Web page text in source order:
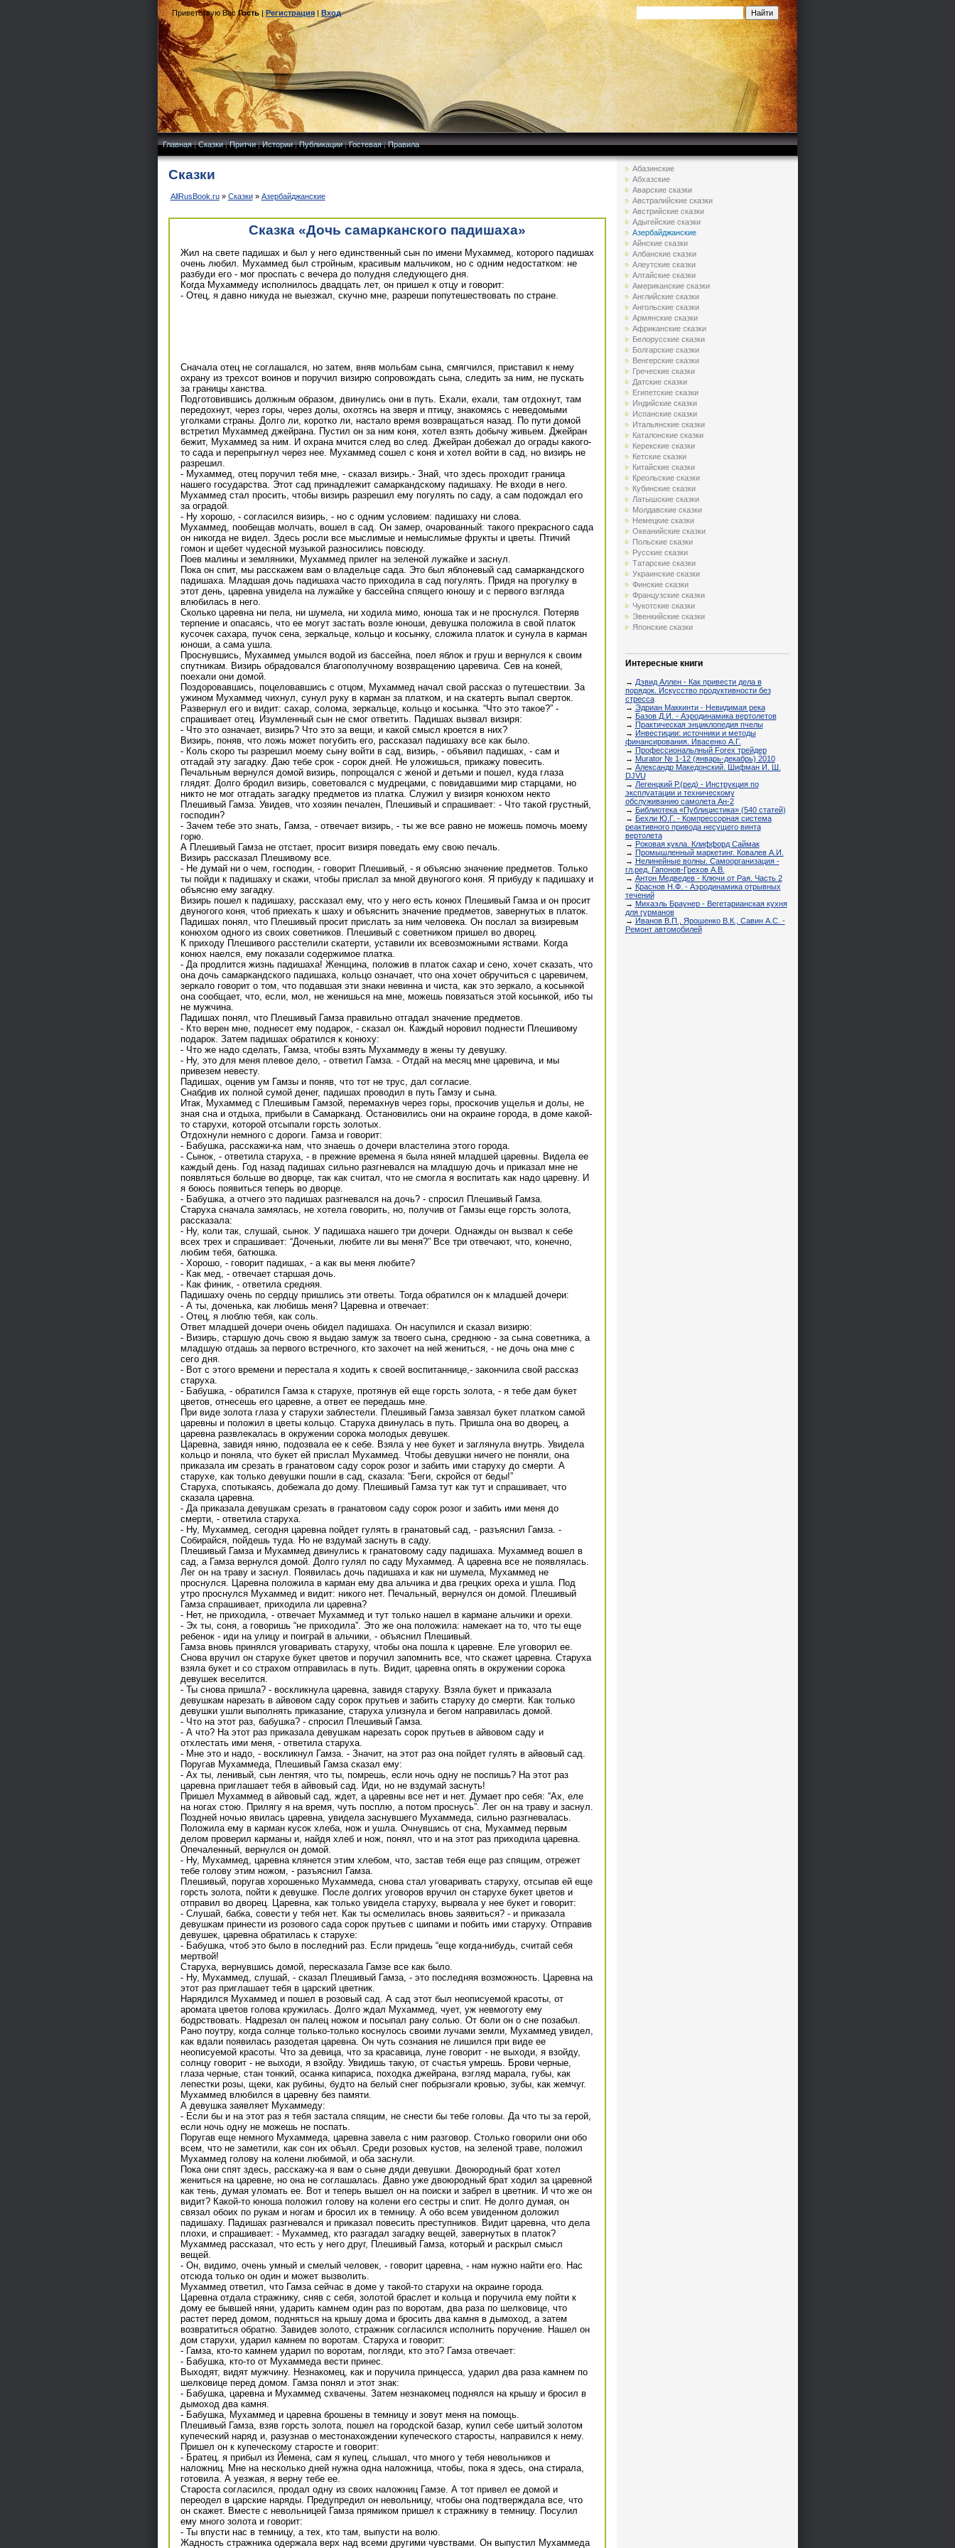
Приветствую Вас Гость|Регистрация|Вход
Главная|Сказки|Притчи|Истории|Публикации|Гостевая|Правила
Сказки
AllRusBook.ru» Сказки» Азербайджанские
Сказка «Дочь самарканского падишаха»
Жил на свете падишах и был у него единственный сын по имени Мухаммед, которого падишах
очень любил. Мухаммед был стройным, красивым мальчиком, но с одним недостатком: не
разбуди его - мог проспать с вечера до полудня следующего дня.
Когда Мухаммеду исполнилось двадцать лет, он пришел к отцу и говорит:
- Отец, я давно никуда не выезжал, скучно мне, разреши попутешествовать по стране.
Сначала отец не соглашался, но затем, вняв мольбам сына, смягчился, приставил к нему
охрану из трехсот воинов и поручил визирю сопровождать сына, следить за ним, не пускать
за границы ханства.
Подготовившись должным образом, двинулись они в путь. Ехали, ехали, там отдохнут, там
передохнут, через горы, через долы, охотясь на зверя и птицу, знакомясь с неведомыми
уголками страны. Долго ли, коротко ли, настало время возвращаться назад. По пути домой
встретил Мухаммед джейрана. Пустил он за ним коня, хотел взять добычу живьем. Джейран
бежит, Мухаммед за ним. И охрана мчится след во след. Джейран добежал до ограды какого-
то сада и перепрыгнул через нее. Мухаммед сошел с коня и хотел войти в сад, но визирь не
разрешил.
- Мухаммед, отец поручил тебя мне, - сказал визирь.- Знай, что здесь проходит граница
нашего государства. Этот сад принадлежит самаркандскому падишаху. Не входи в него.
Мухаммед стал просить, чтобы визирь разрешил ему погулять по саду, а сам подождал его
за оградой.
- Ну хорошо, - согласился визирь, - но с одним условием: падишаху ни слова.
Мухаммед, пообещав молчать, вошел в сад. Он замер, очарованный: такого прекрасного сада
он никогда не видел. Здесь росли все мыслимые и немыслимые фрукты и цветы. Птичий
гомон и щебет чудесной музыкой разносились повсюду.
Поев малины и земляники, Мухаммед прилег на зеленой лужайке и заснул.
Пока он спит, мы расскажем вам о владельце сада. Это был яблоневый сад самаркандского
падишаха. Младшая дочь падишаха часто приходила в сад погулять. Придя на прогулку в
этот день, царевна увидела на лужайке у бассейна спящего юношу и с первого взгляда
влюбилась в него.
Сколько царевна ни пела, ни шумела, ни ходила мимо, юноша так и не проснулся. Потеряв
терпение и опасаясь, что ее могут застать возле юноши, девушка положила в свой платок
кусочек сахара, пучок сена, зеркальце, кольцо и косынку, сложила платок и сунула в карман
юноши, а сама ушла.
Проснувшись, Мухаммед умылся водой из бассейна, поел яблок и груш и вернулся к своим
спутникам. Визирь обрадовался благополучному возвращению царевича. Сев на коней,
поехали они домой.
Поздоровавшись, поцеловавшись с отцом, Мухаммед начал свой рассказ о путешествии. За
ужином Мухаммед чихнул, сунул руку в карман за платком, и на скатерть выпал сверток.
Развернул его и видит: сахар, солома, зеркальце, кольцо и косынка. “Что это такое?” -
спрашивает отец. Изумленный сын не смог ответить. Падишах вызвал визиря:
- Что это означает, визирь? Что это за вещи, и какой смысл кроется в них?
Визирь, поняв, что ложь может погубить его, рассказал падишаху все как было.
- Коль скоро ты разрешил моему сыну войти в сад, визирь, - объявил падишах, - сам и
отгадай эту загадку. Даю тебе срок - сорок дней. Не уложишься, прикажу повесить.
Печальным вернулся домой визирь, попрощался с женой и детьми и пошел, куда глаза
глядят. Долго бродил визирь, советовался с мудрецами, с повидавшими мир старцами, но
никто не мог отгадать загадку предметов из платка. Служил у визиря конюхом некто
Плешивый Гамза. Увидев, что хозяин печален, Плешивый и спрашивает: - Что такой грустный,
господин?
- Зачем тебе это знать, Гамза, - отвечает визирь, - ты же все равно не можешь помочь моему
горю.
А Плешивый Гамза не отстает, просит визиря поведать ему свою печаль.
Визирь рассказал Плешивому все.
- Не думай ни о чем, господин, - говорит Плешивый, - я объясню значение предметов. Только
ты пойди к падишаху и скажи, чтобы прислал за мной двуногого коня. Я прибуду к падишаху и
объясню ему загадку.
Визирь пошел к падишаху, рассказал ему, что у него есть конюх Плешивый Гамза и он просит
двуногого коня, чтоб приехать к шаху и объяснить значение предметов, завернутых в платок.
Падишах понял, что Плешивый просит прислать за ним человека. Он послал за визиревым
конюхом одного из своих советников. Плешивый с советником пришел во дворец.
К приходу Плешивого расстелили скатерти, уставили их всевозможными яствами. Когда
конюх наелся, ему показали содержимое платка.
- Да продлится жизнь падишаха! Женщина, положив в платок сахар и сено, хочет сказать, что
она дочь самаркандского падишаха, кольцо означает, что она хочет обручиться с царевичем,
зеркало говорит о том, что подавшая эти знаки невинна и чиста, как это зеркало, а косынкой
она сообщает, что, если, мол, не женишься на мне, можешь повязаться этой косынкой, ибо ты
не мужчина.
Падишах понял, что Плешивый Гамза правильно отгадал значение предметов.
- Кто верен мне, поднесет ему подарок, - сказал он. Каждый норовил поднести Плешивому
подарок. Затем падишах обратился к конюху:
- Что же надо сделать, Гамза, чтобы взять Мухаммеду в жены ту девушку.
- Ну, это для меня плевое дело, - ответил Гамза. - Отдай на месяц мне царевича, и мы
привезем невесту.
Падишах, оценив ум Гамзы и поняв, что тот не трус, дал согласие.
Снабдив их полной сумой денег, падишах проводил в путь Гамзу и сына.
Итак, Мухаммед с Плешивым Гамзой, перемахнув через горы, проскочив ущелья и долы, не
зная сна и отдыха, прибыли в Самарканд. Остановились они на окраине города, в доме какой-
то старухи, которой отсыпали горсть золотых.
Отдохнули немного с дороги. Гамза и говорит:
- Бабушка, расскажи-ка нам, что знаешь о дочери властелина этого города.
- Сынок, - ответила старуха, - в прежние времена я была няней младшей царевны. Видела ее
каждый день. Год назад падишах сильно разгневался на младшую дочь и приказал мне не
появляться больше во дворце, так как считал, что не смогла я воспитать как надо царевну. И
я боюсь появиться теперь во дворце.
- Бабушка, а отчего это падишах разгневался на дочь? - спросил Плешивый Гамза.
Старуха сначала замялась, не хотела говорить, но, получив от Гамзы еще горсть золота,
рассказала:
- Ну, коли так, слушай, сынок. У падишаха нашего три дочери. Однажды он вызвал к себе
всех трех и спрашивает: “Доченьки, любите ли вы меня?” Все три отвечают, что, конечно,
любим тебя, батюшка.
- Хорошо, - говорит падишах, - а как вы меня любите?
- Как мед, - отвечает старшая дочь.
- Как финик, - ответила средняя.
Падишаху очень по сердцу пришлись эти ответы. Тогда обратился он к младшей дочери:
- А ты, доченька, как любишь меня? Царевна и отвечает:
- Отец, я люблю тебя, как соль.
Ответ младшей дочери очень обидел падишаха. Он насупился и сказал визирю:
- Визирь, старшую дочь свою я выдаю замуж за твоего сына, среднюю - за сына советника, а
младшую отдашь за первого встречного, кто захочет на ней жениться, - не дочь она мне с
сего дня.
- Вот с этого времени и перестала я ходить к своей воспитаннице,- закончила свой рассказ
старуха.
- Бабушка, - обратился Гамза к старухе, протянув ей еще горсть золота, - я тебе дам букет
цветов, отнесешь его царевне, а ответ ее передашь мне.
При виде золота глаза у старухи заблестели. Плешивый Гамза завязал букет платком самой
царевны и положил в цветы кольцо. Старуха двинулась в путь. Пришла она во дворец, а
царевна развлекалась в окружении сорока молодых девушек.
Царевна, завидя няню, подозвала ее к себе. Взяла у нее букет и заглянула внутрь. Увидела
кольцо и поняла, что букет ей прислал Мухаммед. Чтобы девушки ничего не поняли, она
приказала им срезать в гранатовом саду сорок розог и забить ими старуху до смерти. А
старухе, как только девушки пошли в сад, сказала: “Беги, скройся от беды!”
Старуха, спотыкаясь, добежала до дому. Плешивый Гамза тут как тут и спрашивает, что
сказала царевна.
- Да приказала девушкам срезать в гранатовом саду сорок розог и забить ими меня до
смерти, - ответила старуха.
- Ну, Мухаммед, сегодня царевна пойдет гулять в гранатовый сад, - разъяснил Гамза. -
Собирайся, пойдешь туда. Но не вздумай заснуть в саду.
Плешивый Гамза и Мухаммед двинулись к гранатовому саду падишаха. Мухаммед вошел в
сад, а Гамза вернулся домой. Долго гулял по саду Мухаммед. А царевна все не появлялась.
Лег он на траву и заснул. Появилась дочь падишаха и как ни шумела, Мухаммед не
проснулся. Царевна положила в карман ему два альчика и два грецких ореха и ушла. Под
утро проснулся Мухаммед и видит: никого нет. Печальный, вернулся он домой. Плешивый
Гамза спрашивает, приходила ли царевна?
- Нет, не приходила, - отвечает Мухаммед и тут только нашел в кармане альчики и орехи.
- Эх ты, соня, а говоришь “не приходила”. Это же она положила: намекает на то, что ты еще
ребенок - иди на улицу и поиграй в альчики, - объяснил Плешивый.
Гамза вновь принялся уговаривать старуху, чтобы она пошла к царевне. Еле уговорил ее.
Снова вручил он старухе букет цветов и поручил запомнить все, что скажет царевна. Старуха
взяла букет и со страхом отправилась в путь. Видит, царевна опять в окружении сорока
девушек веселится.
- Ты снова пришла? - воскликнула царевна, завидя старуху. Взяла букет и приказала
девушкам нарезать в айвовом саду сорок прутьев и забить старуху до смерти. Как только
девушки ушли выполнять приказание, старуха улизнула и бегом направилась домой.
- Что на этот раз, бабушка? - спросил Плешивый Гамза.
- А что? На этот раз приказала девушкам нарезать сорок прутьев в айвовом саду и
отхлестать ими меня, - ответила старуха.
- Мне это и надо, - воскликнул Гамза. - Значит, на этот раз она пойдет гулять в айвовый сад.
Поругав Мухаммеда, Плешивый Гамза сказал ему:
- Ах ты, ленивый, сын лентяя, что ты, помрешь, если ночь одну не поспишь? На этот раз
царевна приглашает тебя в айвовый сад. Иди, но не вздумай заснуть!
Пришел Мухаммед в айвовый сад, ждет, а царевны все нет и нет. Думает про себя: “Ах, еле
на ногах стою. Прилягу я на время, чуть посплю, а потом проснусь”. Лег он на траву и заснул.
Поздней ночью явилась царевна, увидела заснувшего Мухаммеда, сильно разгневалась.
Положила ему в карман кусок хлеба, нож и ушла. Очнувшись от сна, Мухаммед первым
делом проверил карманы и, найдя хлеб и нож, понял, что и на этот раз приходила царевна.
Опечаленный, вернулся он домой.
- Ну, Мухаммед, царевна клянется этим хлебом, что, застав тебя еще раз спящим, отрежет
тебе голову этим ножом, - разъяснил Гамза.
Плешивый, поругав хорошенько Мухаммеда, снова стал уговаривать старуху, отсыпав ей еще
горсть золота, пойти к девушке. После долгих уговоров вручил он старухе букет цветов и
отправил во дворец. Царевна, как только увидела старуху, вырвала у нее букет и говорит:
- Слушай, бабка, совести у тебя нет. Как ты осмелилась вновь заявиться? - и приказала
девушкам принести из розового сада сорок прутьев с шипами и побить ими старуху. Отправив
девушек, царевна обратилась к старухе:
- Бабушка, чтоб это было в последний раз. Если придешь “еще когда-нибудь, считай себя
мертвой!
Старуха, вернувшись домой, пересказала Гамзе все как было.
- Ну, Мухаммед, слушай, - сказал Плешивый Гамза, - это последняя возможность. Царевна на
этот раз приглашает тебя в царский цветник.
Нарядился Мухаммед и пошел в розовый сад. А сад этот был неописуемой красоты, от
аромата цветов голова кружилась. Долго ждал Мухаммед, чует, уж невмоготу ему
бодрствовать. Надрезал он палец ножом и посыпал рану солью. От боли он о сне позабыл.
Рано поутру, когда солнце только-только коснулось своими лучами земли, Мухаммед увидел,
как вдали появилась разодетая царевна. Он чуть сознания не лишился при виде ее
неописуемой красоты. Что за девица, что за красавица, луне говорит - не выходи, я взойду,
солнцу говорит - не выходи, я взойду. Увидишь такую, от счастья умрешь. Брови черные,
глаза черные, стан тонкий, осанка кипариса, походка джейрана, взгляд марала, губы, как
лепестки розы, щеки, как рубины, будто на белый снег побрызгали кровью, зубы, как жемчуг.
Мухаммед влюбился в царевну без памяти.
А девушка заявляет Мухаммеду:
- Если бы и на этот раз я тебя застала спящим, не снести бы тебе головы. Да что ты за герой,
если ночь одну не можешь не поспать.
Поругав еще немного Мухаммеда, царевна завела с ним разговор. Столько говорили они обо
всем, что не заметили, как сон их объял. Среди розовых кустов, на зеленой траве, положил
Мухаммед голову на колени любимой, и оба заснули.
Пока они спят здесь, расскажу-ка я вам о сыне дяди девушки. Двоюродный брат хотел
жениться на царевне, но она не соглашалась. Давно уже двоюродный брат ходил за царевной
как тень, думая уломать ее. Вот и теперь вышел он на поиски и забрел в цветник. И что же он
видит? Какой-то юноша положил голову на колени его сестры и спит. Не долго думая, он
связал обоих по рукам и ногам и бросил их в темницу. А обо всем увиденном доложил
падишаху. Падишах разгневался и приказал повесить преступников. Видит царевна, что дела
плохи, и спрашивает: - Мухаммед, кто разгадал загадку вещей, завернутых в платок?
Мухаммед рассказал, что есть у него друг, Плешивый Гамза, который и раскрыл смысл
вещей.
- Он, видимо, очень умный и смелый человек, - говорит царевна, - нам нужно найти его. Нас
отсюда только он один и может вызволить.
Мухаммед ответил, что Гамза сейчас в доме у такой-то старухи на окраине города.
Царевна отдала стражнику, сняв с себя, золотой браслет и кольца и поручила ему пойти к
дому ее бывшей няни, ударить камнем один раз по воротам, два раза по шелковице, что
растет перед домом, подняться на крышу дома и бросить два камня в дымоход, а затем
возвратиться обратно. Завидев золото, стражник согласился исполнить поручение. Нашел он
дом старухи, ударил камнем по воротам. Старуха и говорит:
- Гамза, кто-то камнем ударил по воротам, погляди, кто это? Гамза отвечает:
- Бабушка, кто-то от Мухаммеда вести принес.
Выходят, видят мужчину. Незнакомец, как и поручила принцесса, ударил два раза камнем по
шелковице перед домом. Гамза понял и этот знак:
- Бабушка, царевна и Мухаммед схвачены. Затем незнакомец поднялся на крышу и бросил в
дымоход два камня.
- Бабушка, Мухаммед и царевна брошены в темницу и зовут меня на помощь.
Плешивый Гамза, взяв горсть золота, пошел на городской базар, купил себе шитый золотом
купеческий наряд и, разузнав о местонахождении купеческого старосты, направился к нему.
Пришел он к купеческому старосте и говорит:
- Братец, я прибыл из Йемена, сам я купец, слышал, что много у тебя невольников и
наложниц. Мне на несколько дней нужна одна наложница, чтобы, пока я здесь, она стирала,
готовила. А уезжая, я верну тебе ее.
Староста согласился, продал одну из своих наложниц Гамзе. А тот привел ее домой и
переодел в царские наряды. Предупредил он невольницу, чтобы она подтверждала все, что
он скажет. Вместе с невольницей Гамза прямиком пришел к стражнику в темницу. Посулил
ему много золота и говорит:
- Ты впусти нас в темницу, а тех, кто там, выпусти на волю.
Жадность стражника одержала верх над всеми другими чувствами. Он выпустил Мухаммеда
Абазинские
Абхазские
Аварские сказки
Австралийские сказки
Австрийские сказки
Адыгейские сказки
Азербайджанские
Айнские сказки
Албанские сказки
Алеутские сказки
Алтайские сказки
Американские сказки
Английские сказки
Ангольские сказки
Армянские сказки
Африканские сказки
Белорусские сказки
Болгарские сказки
Венгерские сказки
Греческие сказки
Датские сказки
Египетские сказки
Индийские сказки
Испанские сказки
Итальянские сказки
Каталонские сказки
Керекские сказки
Кетские сказки
Китайские сказки
Креольские сказки
Кубинские сказки
Латышские сказки
Молдавские сказки
Немецкие сказки
Океанийские сказки
Польские сказки
Русские сказки
Татарские сказки
Украинские сказки
Финские сказки
Французские сказки
Чукотские сказки
Эвенкийские сказки
Японские сказки
Интересные книги
→ Дэвид Аллен - Как привести дела в
порядок. Искусство продуктивности без
стресса
→ Эдриан Маккинти - Невидимая река
→ Базов Д.И. - Аэродинамика вертолетов
→ Практическая энциклопедия пчелы
→ Инвестиции: источники и методы
финансирования. Ивасенко А.Г.
→ Профессиональлный Forex трейдер
→ Murator № 1-12 (январь-декабрь) 2010
→ Александр Македонский. Шифман И. Ш.
DJVU
→ Легенцкий Р.(ред) - Инструкция по
эксплуатации и техническому
обслуживанию самолета Ан-2
→ Библиотека «Публицистика» (540 статей)
→ Бехли Ю.Г. - Компрессорная система
реактивного привода несущего винта
вертолета
→ Роковая кукла. Клиффорд Саймак
→ Промышленный маркетинг. Ковалев А.И.
→ Нелинейные волны. Самоорганизация -
гл.ред. Гапонов-Грехов А.В.
→ Антон Медведев - Ключи от Рая. Часть 2
→ Краснов Н.Ф. - Аэродинамика отрывных
течений
→ Михаэль Браунер - Вегетарианская кухня
для гурманов
→ Иванов В.П., Ярошенко В.К., Савин А.С. -
Ремонт автомобилей